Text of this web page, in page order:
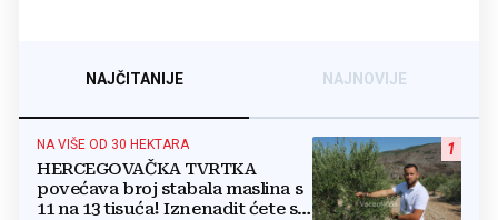
NAJČITANIJE NAJNOVIJE
1
NA VIŠE OD 30 HEKTARA
HERCEGOVAČKA TVRTKA
povećava broj stabala maslina s
11 na 13 tisuća! Iznenadit ćete se